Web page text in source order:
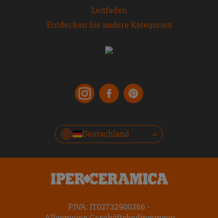
Leitfaden
Entdecken Sie andere Kategorien
Deutschland
P.IVA: IT02732900366